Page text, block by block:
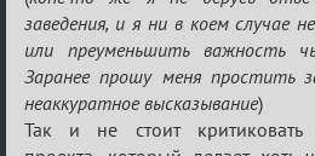
заведения, и я ни в коем случае
или преуменьшить важность
Заранее прошу меня простить
неаккуратное высказывание)
Так и не стоит критиковать